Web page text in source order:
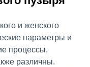
и женского
параметры и
процессы,
различны.